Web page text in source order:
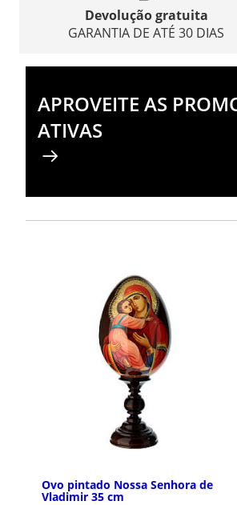
Devolução gratuita
GARANTIA DE ATÉ 30 DIAS
APROVEITE AS
ATIVAS
Ovo pintado Nossa Senhora de
Vladimir 35 cm